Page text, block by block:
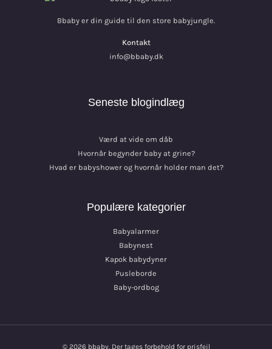
Bbaby er din guide til den store babyjungle.
Kontakt
info@bbaby.dk
Seneste blogindlæg
Værd at vide om dåb
Hvornår begynder baby at grine?
Hvad er babyshower og hvornår holder man det?
Populære kategorier
Babyalarmer
Babynest
Kapok babydyner
Pusleborde
Baby-ordbog
© 2026 bbaby. Der tages forbehold for prisfejl